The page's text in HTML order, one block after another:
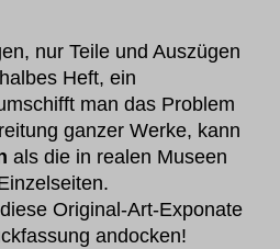
nur Teile und Auszügen
Heft, ein
man das Problem
ganzer Werke, kann
als die in realen Museen
Original-Art-Exponate
andocken!